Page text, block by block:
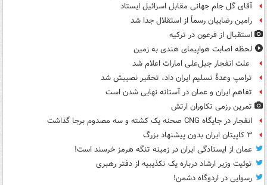
آقای گل جام جهانی مقابل اسرائیل ایستاد
رامین رضاییان رسماً از استقلال جدا شد
استقبال از فرعون در ترکیه
لحظه اصابت هواپیمای هندی به زمین
علت انفجار جبل‌علی امارات اعلام شد
ترامپ وعدۀ تسلیم ایران داد، تحقیر نصیبش شد
تفاهم ایران و عمان در آستانه نهایی شدن است
تمرین رزمی تکاوران ارتش
انفجار در جایگاه CNG صحنه یک کشته و سه مصدوم برجا گذاشت
۳ کاپیتان ایران بدون پیشنهاد بزرگ
عمان از ایستادگی ایران در زمینه تنگه هرمز خرسند است!
توئیت وزیر ارشاد درباره یک تکذیبیه از دفتر رهبری
رسوایی در اردوگاه دشمن!